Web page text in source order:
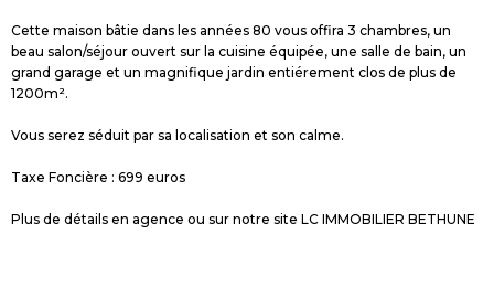
Cette maison bâtie dans les années 80 vous offira 3 chambres, un
beau salon/séjour ouvert sur la cuisine équipée, une salle de bain, un
grand garage et un magnifique jardin entiérement clos de plus de
1200m².
Vous serez séduit par sa localisation et son calme.
Taxe Foncière : 699 euros
Plus de détails en agence ou sur notre site LC IMMOBILIER BETHUNE